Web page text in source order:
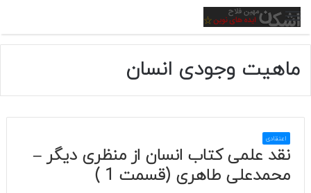
منو
ماهیت وجودی انسان
اعتقادی
نقد علمی کتاب انسان از منظری دیگر –
محمدعلی طاهری (قسمت 1 )